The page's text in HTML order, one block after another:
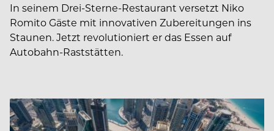
In seinem Drei-Sterne-Restaurant versetzt Niko
Romito Gäste mit innovativen Zubereitungen ins
Staunen. Jetzt revolutioniert er das Essen auf
Autobahn-Raststätten.